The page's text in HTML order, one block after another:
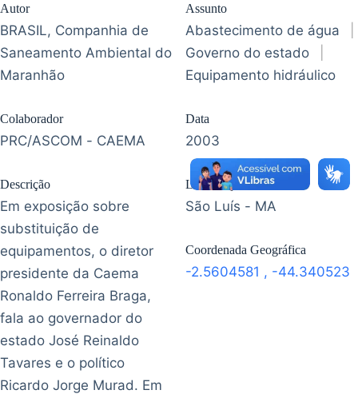
Autor
BRASIL, Companhia de
Saneamento Ambiental do
Maranhão
Colaborador
PRC/ASCOM - CAEMA
Descrição
Em exposição sobre
substituição de
equipamentos, o diretor
presidente da Caema
Ronaldo Ferreira Braga,
fala ao governador do
estado José Reinaldo
Tavares e o político
Ricardo Jorge Murad. Em
Assunto
Abastecimento de água
Governo do estado
Equipamento hidráulico
Data
2003
Localização
São Luís - MA
Coordenada Geográfica
-2.5604581 , -44.340523